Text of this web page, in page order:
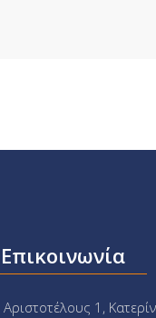
Επικοινωνία
Αριστοτέλους 1,